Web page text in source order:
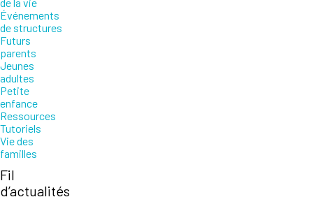
Événements
de structures
Futurs
parents
Jeunes
adultes
Petite
enfance
Ressources
Tutoriels
Vie des
familles
Fil
d’actualités